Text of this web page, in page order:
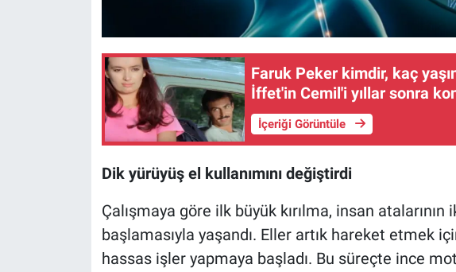
Faruk Peker kimdir, kaç
İffet'in Cemil'i yıllar sonra
İçeriği Görüntüle
Dik yürüyüş el kullanımını değiştirdi
Çalışmaya göre ilk büyük kırılma, insan
başlamasıyla yaşandı. Eller artık hareket etmek
hassas işler yapmaya başladı. Bu süreçte ince